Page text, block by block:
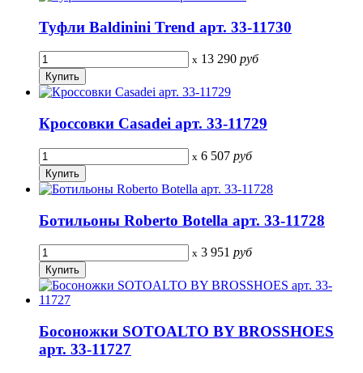
Туфли Baldinini Trend арт. 33-11730
x 13 290 руб
Кроссовки Casadei арт. 33-11729
x 6 507 руб
Ботильоны Roberto Botella арт. 33-11728
x 3 951 руб
Босоножки SOTOALTO BY BROSSHOES
арт. 33-11727